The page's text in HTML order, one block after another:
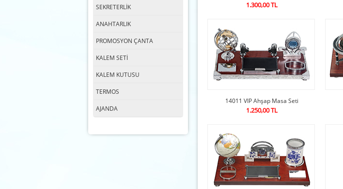
SEKRETERLİK
ANAHTARLIK
PROMOSYON ÇANTA
KALEM SETİ
KALEM KUTUSU
TERMOS
AJANDA
1.300,00 TL
14011 VIP Ahşap Masa Seti
1.250,00 TL